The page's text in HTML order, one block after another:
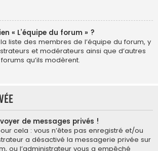
« L’équipe du forum » ?
liste des membres de l’équipe du forum, y
et modérateurs ainsi que d’autres
qu’ils modèrent.
de messages privés !
cela : vous n’êtes pas enregistré et/ou
a désactivé la messagerie privée sur
ou l’administrateur vous a empêché